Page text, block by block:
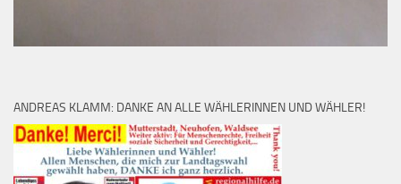
ANDREAS KLAMM: DANKE AN ALLE WÄHLERINNEN UND WÄHLER!